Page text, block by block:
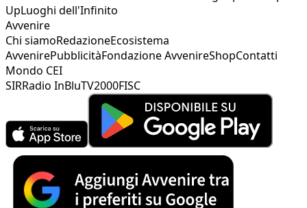
UpLuoghi dell'Infinito
Avvenire
Chi siamoRedazioneEcosistema
AvvenirePubblicitàFondazione AvvenireShopContatti
Mondo CEI
SIRRadio InBluTV2000FISC